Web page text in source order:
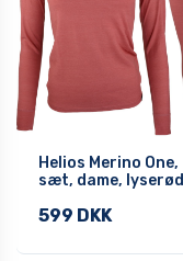
Helios Merino One,
sæt, dame, lyserød
599 DKK